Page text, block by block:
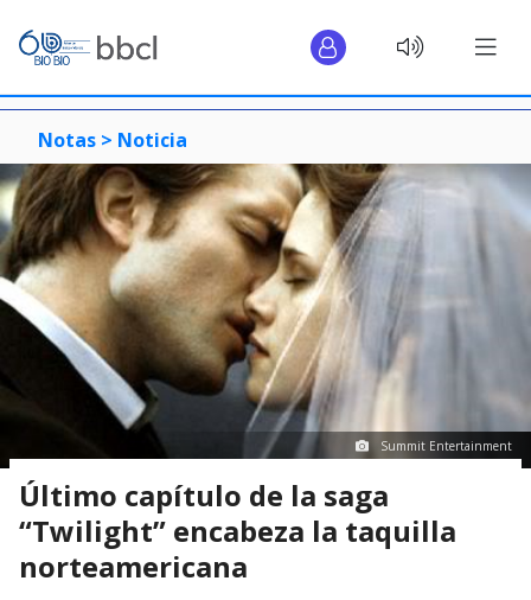
Notas > Noticia
Summit Entertainment
Último capítulo de la saga
“Twilight” encabeza la taquilla
norteamericana